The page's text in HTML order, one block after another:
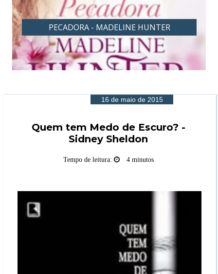
PECADORA - MADELINE HUNTER
16 de maio de 2015
Quem tem Medo de Escuro? -
Sidney Sheldon
Tempo de leitura: 4 minutos